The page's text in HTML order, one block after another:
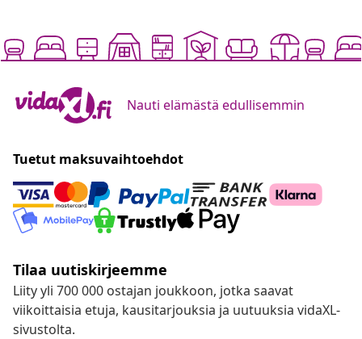
Nauti elämästä edullisemmin
Tuetut maksuvaihtoehdot
Tilaa uutiskirjeemme
Liity yli 700 000 ostajan joukkoon, jotka saavat
viikoittaisia etuja, kausitarjouksia ja uutuuksia vidaXL-
sivustolta.